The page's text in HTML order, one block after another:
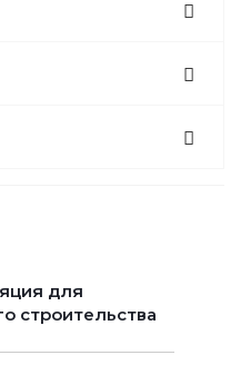
для
строительства